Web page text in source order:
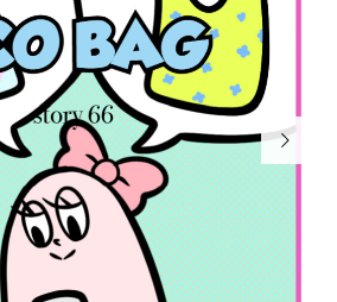

info contact us share me!